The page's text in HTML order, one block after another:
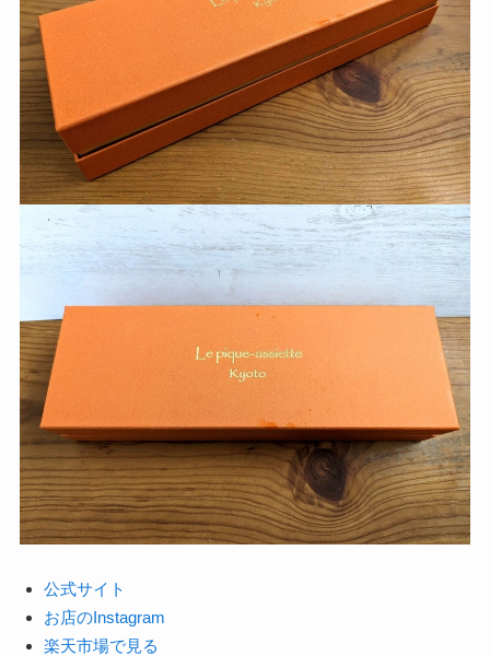
公式サイト
お店のInstagram
楽天市場で見る